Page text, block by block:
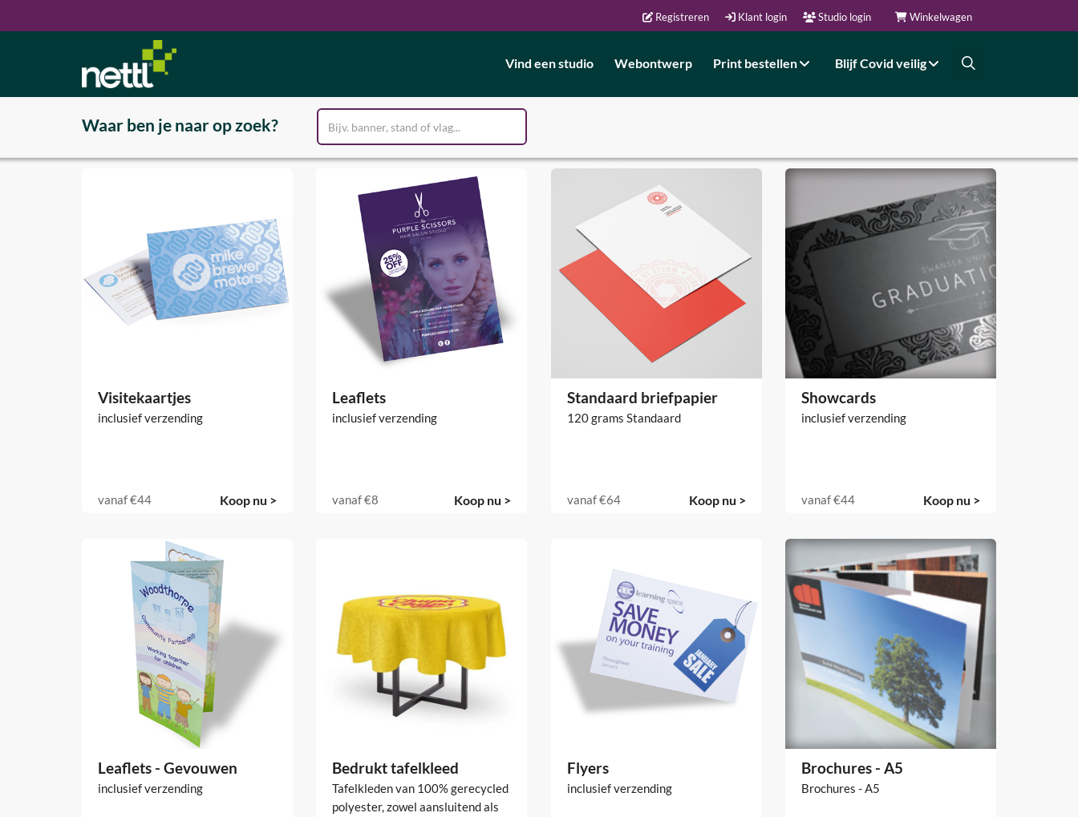
Winkelwagen
Studio login
Klant login
Registreren
Vind een studio Webontwerp Print bestellen Blijf Covid veilig
Waar ben je naar op zoek?
Visitekaartjes
inclusief verzending
vanaf€44 Koop nu >
Leaflets
inclusief verzending
vanaf€8 Koop nu >
Standaard briefpapier
120 grams Standaard
vanaf€64 Koop nu >
Showcards
inclusief verzending
vanaf€44 Koop nu >
Leaflets - Gevouwen
inclusief verzending
Bedrukt tafelkleed
Tafelkleden van 100% gerecycled
polyester, zowel aansluitend als
Flyers
inclusief verzending
Brochures - A5
Brochures - A5